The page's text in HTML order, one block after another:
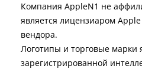
Компания AppleN1 не
является лицензиаром
вендора.
Логотипы и торговые марки
зарегистрированной